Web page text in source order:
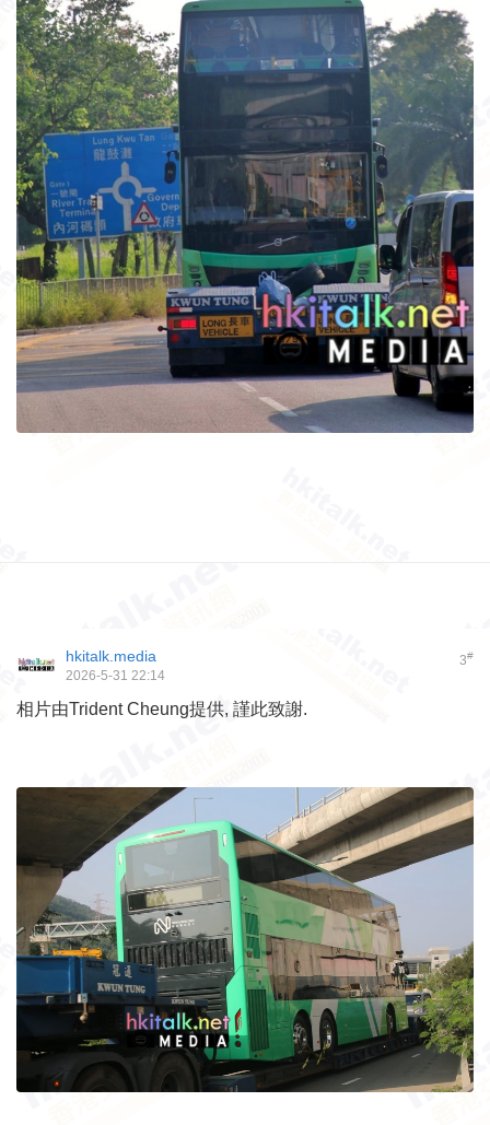
3#
hkitalk.media
2026-5-31 22:14
相片由Trident Cheung提供, 謹此致謝.